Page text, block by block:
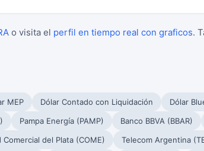
o visita el perfil en tiempo real con graficos.
MEP Dólar Contado con Liquidación Dólar
Pampa Energía (PAMP) Banco BBVA (BBAR)
Comercial del Plata (COME) Telecom Argentina